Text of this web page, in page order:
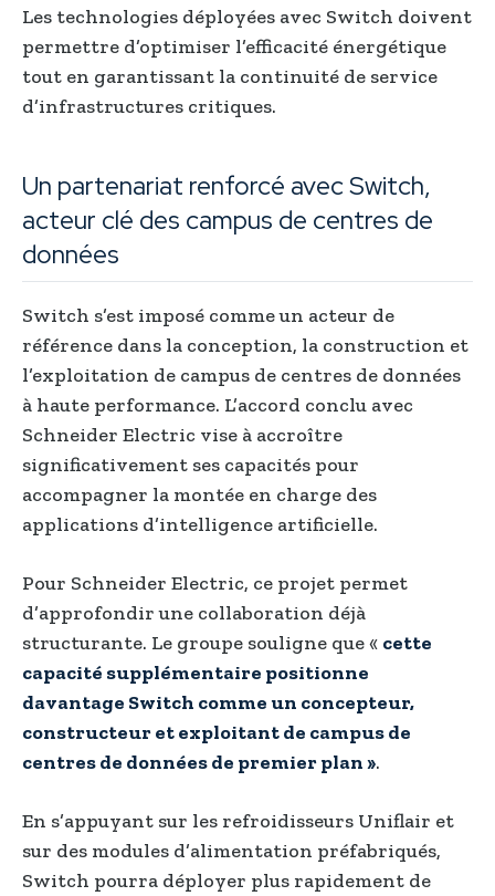
Les technologies déployées avec Switch doivent
permettre d’optimiser l’efficacité énergétique
tout en garantissant la continuité de service
d’infrastructures critiques.
Un partenariat renforcé avec Switch,
acteur clé des campus de centres de
données
Switch s’est imposé comme un acteur de
référence dans la conception, la construction et
l’exploitation de campus de centres de données
à haute performance. L’accord conclu avec
Schneider Electric vise à accroître
significativement ses capacités pour
accompagner la montée en charge des
applications d’intelligence artificielle.
Pour Schneider Electric, ce projet permet
d’approfondir une collaboration déjà
structurante. Le groupe souligne que « cette
capacité supplémentaire positionne
davantage Switch comme un concepteur,
constructeur et exploitant de campus de
centres de données de premier plan ».
En s’appuyant sur les refroidisseurs Uniflair et
sur des modules d’alimentation préfabriqués,
Switch pourra déployer plus rapidement de